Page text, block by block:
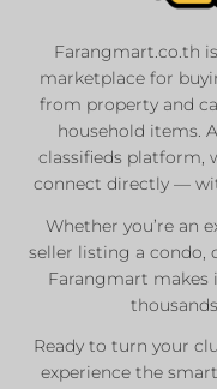
Farangmart.co.th
marketplace for
from property and
household items.
classifieds platform,
connect directly —
Whether you’re an
seller listing a condo,
Farangmart makes
Ready to turn your
experience the